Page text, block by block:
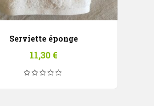
Serviette éponge
11,30 €